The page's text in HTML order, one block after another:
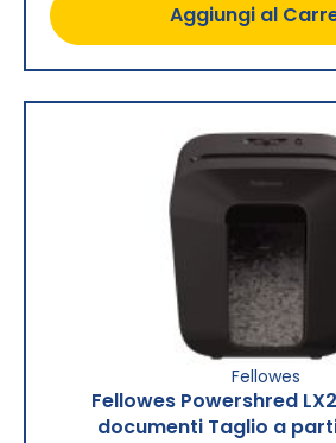
Aggiungi al
Fellowes
Fellowes Powershred
documenti Taglio a